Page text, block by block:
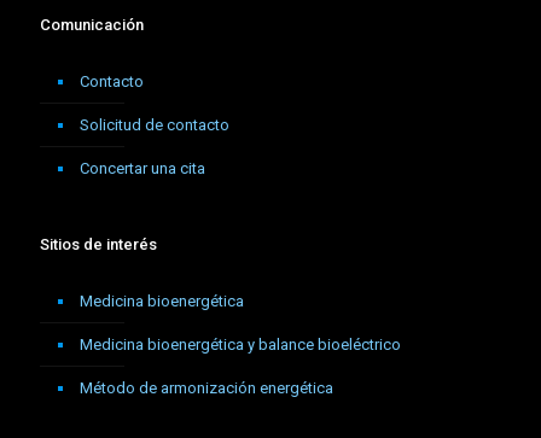
Comunicación
Contacto
Solicitud de contacto
Concertar una cita
Sitios de interés
Medicina bioenergética
Medicina bioenergética y balance bioeléctrico
Método de armonización energética